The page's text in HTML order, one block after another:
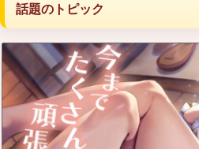
話題のトピック